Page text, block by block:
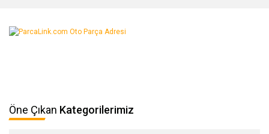
Öne Çıkan Kategorilerimiz